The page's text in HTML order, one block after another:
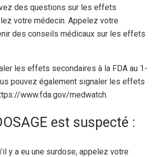
des questions sur les effets
votre médecin. Appelez votre
des conseils médicaux sur les effets
les effets secondaires à la FDA au 1-
pouvez également signaler les effets
www.fda.gov/medwatch.
est suspecté :
y a eu une surdose, appelez votre